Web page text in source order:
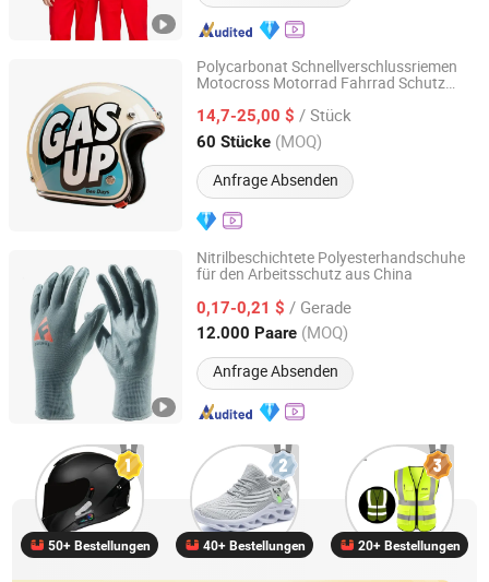
Polycarbonat Schnellverschlussriemen
Motocross Motorrad Fahrrad Schutz
Vintage Stil Helm
14,7-25,00 $ / Stück
60 Stücke (MOQ)
Anfrage Absenden
Yueqing Jifeng Motorcycle Helmet Co., Ltd.
Zhejiang, China Seit 2025
Nitrilbeschichtete Polyesterhandschuhe
für den Arbeitsschutz aus China
0,17-0,21 $ / Gerade
12.000 Paare (MOQ)
Anfrage Absenden
LINYI ZHANDA SAFETY PROTECTIVE PRODUCT CO., LTD.
Shandong, China Seit 2020
50+ Bestellungen 40+ Bestellungen 20+ Bestellungen